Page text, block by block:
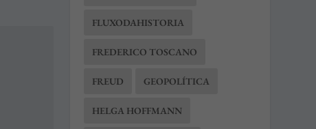
FLUXODAHISTORIA
FREDERICO TOSCANO
FREUD GEOPOLÍTICA
HELGA HOFFMANN